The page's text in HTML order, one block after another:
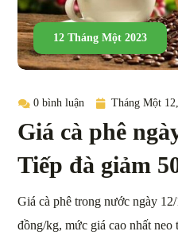
12 Tháng Một 2023
0 bình luận Tháng Một
Giá cà phê
Tiếp đà giảm
Giá cà phê trong nước ngày
đồng/kg, mức giá cao nhất neo